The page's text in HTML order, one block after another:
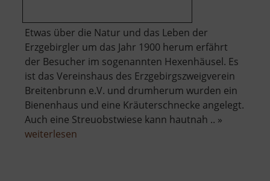
Etwas über die Natur und das Leben der
Erzgebirgler um das Jahr 1900 herum erfährt
der Besucher im sogenannten Hexenhäusel. Es
ist das Vereinshaus des Erzgebirgszweigverein
Breitenbrunn e.V. und drumherum wurden ein
Bienenhaus und eine Kräuterschnecke angelegt.
Auch eine Streuobstwiese kann hautnah .. »
weiterlesen